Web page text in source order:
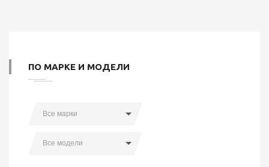
ПО МАРКЕ И МОДЕЛИ
Все марки
Все модели